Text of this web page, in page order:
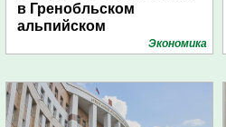
в Гренобльском
альпийском
Экономика